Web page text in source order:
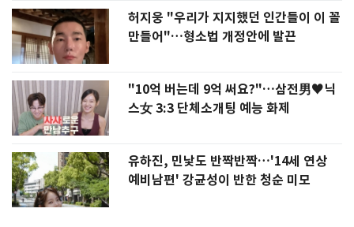
허지웅 "우리가 지지했던 인간들이 이 꼴
만들어"…형소법 개정안에 발끈
"10억 버는데 9억 써요?"…삼전男♥닉
스女 3:3 단체소개팅 예능 화제
유하진, 민낯도 반짝반짝…'14세 연상
예비남편' 강균성이 반한 청순 미모